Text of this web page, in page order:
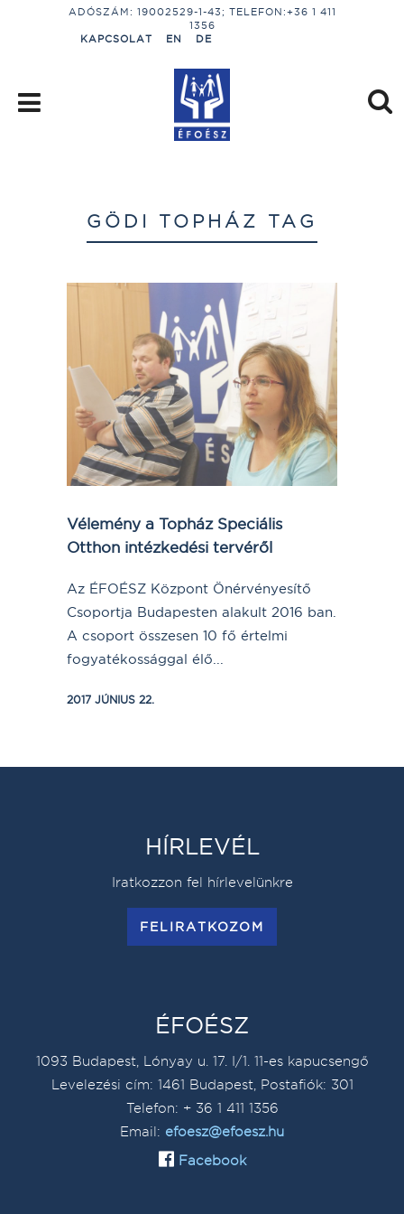
ADÓSZÁM: 19002529-1-43; TELEFON:+36 1 411
1356
KAPCSOLAT
EN DE
GÖDI TOPHÁZ TAG
Vélemény a Topház Speciális
Otthon intézkedési tervéről
Az ÉFOÉSZ Központ Önérvényesítő
Csoportja Budapesten alakult 2016 ban.
A csoport összesen 10 fő értelmi
fogyatékossággal élő...
2017 JÚNIUS 22.
HÍRLEVÉL
Iratkozzon fel hírlevelünkre
FELIRATKOZOM
ÉFOÉSZ
1093 Budapest, Lónyay u. 17. I/1. 11-es kapucsengő
Levelezési cím: 1461 Budapest, Postafiók: 301
Telefon: + 36 1 411 1356
Email: efoesz@efoesz.hu
Facebook